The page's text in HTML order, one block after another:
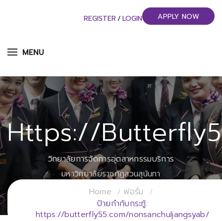
MENU
REGISTER / LOGIN APPLY NOW
Https://
วิทยาลัยการจัดการอุตสาหกรรมบริการ
มหาวิทยาลัยราชภัฏสวนสุนันทา
Home
ฟอรั่ม
ป้ายกำกับกระทู้:
https://butterfly55.com/nonsanchuljangsyab/